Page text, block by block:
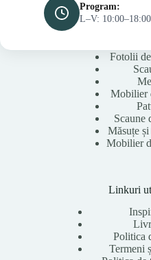
Program:
L–V:
Fotolii
Mobilier
Scaune
Măsuțe
Mobilier
Linkuri
Politica
Termeni